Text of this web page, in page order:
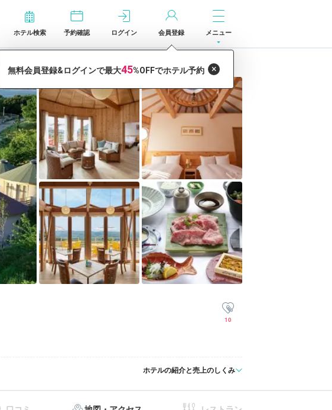
ホテル検索 予約確認 ログイン 会員登録 メニュー
10
ホテルの紹介と売上のしくみ